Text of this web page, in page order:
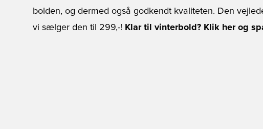
bolden, og dermed også godkendt kvaliteten. Den
vi sælger den til 299,-! Klar til vinterbold? Klik her og